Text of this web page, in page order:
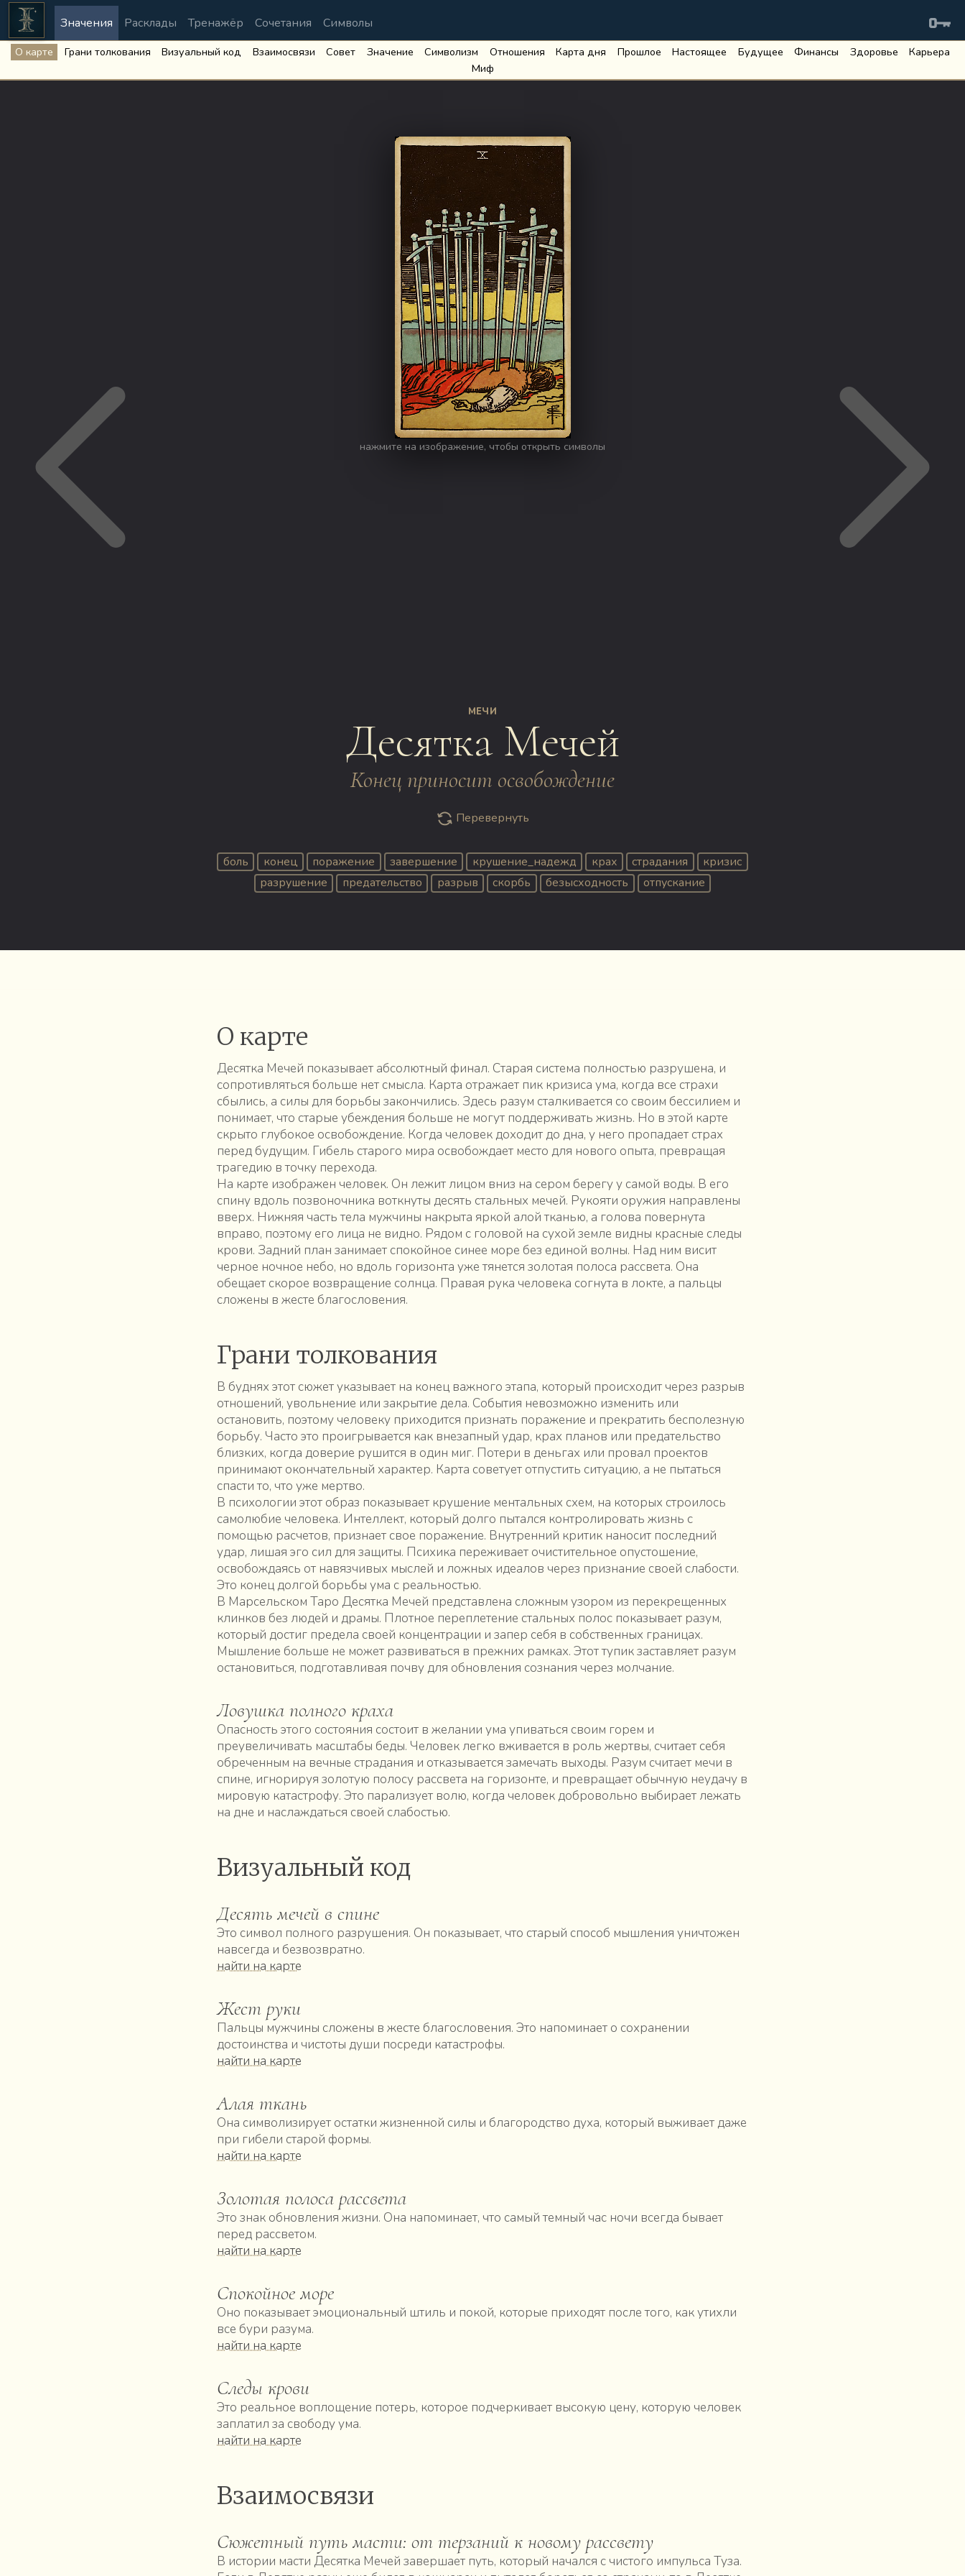
Значения Расклады Тренажёр Сочетания Символы
О карте Грани толкования Визуальный код Взаимосвязи Совет Значение Символизм Отношения Карта дня Прошлое Настоящее Будущее Финансы Здоровье
Карьера
Миф
нажмите на изображение, чтобы открыть символы
МЕЧИ
Десятка Мечей
Конец приносит освобождение
Перевернуть
боль конец поражение завершение крушение_надежд крах страдания
кризис
разрушение
предательство разрыв скорбь безысходность отпускание
О карте
Десятка Мечей показывает абсолютный финал. Старая система полностью разрушена, и
сопротивляться больше нет смысла. Карта отражает пик кризиса ума, когда все страхи
сбылись, а силы для борьбы закончились. Здесь разум сталкивается со своим бессилием и
понимает, что старые убеждения больше не могут поддерживать жизнь. Но в этой карте
скрыто глубокое освобождение. Когда человек доходит до дна, у него пропадает страх
перед будущим. Гибель старого мира освобождает место для нового опыта, превращая
трагедию в точку перехода.
На карте изображен человек. Он лежит лицом вниз на сером берегу у самой воды. В его
спину вдоль позвоночника воткнуты десять стальных мечей. Рукояти оружия направлены
вверх. Нижняя часть тела мужчины накрыта яркой алой тканью, а голова повернута
вправо, поэтому его лица не видно. Рядом с головой на сухой земле видны красные следы
крови. Задний план занимает спокойное синее море без единой волны. Над ним висит
черное ночное небо, но вдоль горизонта уже тянется золотая полоса рассвета. Она
обещает скорое возвращение солнца. Правая рука человека согнута в локте, а пальцы
сложены в жесте благословения.
Грани толкования
В буднях этот сюжет указывает на конец важного этапа, который происходит через разрыв
отношений, увольнение или закрытие дела. События невозможно изменить или
остановить, поэтому человеку приходится признать поражение и прекратить бесполезную
борьбу. Часто это проигрывается как внезапный удар, крах планов или предательство
близких, когда доверие рушится в один миг. Потери в деньгах или провал проектов
принимают окончательный характер. Карта советует отпустить ситуацию, а не пытаться
спасти то, что уже мертво.
В психологии этот образ показывает крушение ментальных схем, на которых строилось
самолюбие человека. Интеллект, который долго пытался контролировать жизнь с
помощью расчетов, признает свое поражение. Внутренний критик наносит последний
удар, лишая эго сил для защиты. Психика переживает очистительное опустошение,
освобождаясь от навязчивых мыслей и ложных идеалов через признание своей слабости.
Это конец долгой борьбы ума с реальностью.
В Марсельском Таро Десятка Мечей представлена сложным узором из перекрещенных
клинков без людей и драмы. Плотное переплетение стальных полос показывает разум,
который достиг предела своей концентрации и запер себя в собственных границах.
Мышление больше не может развиваться в прежних рамках. Этот тупик заставляет разум
остановиться, подготавливая почву для обновления сознания через молчание.
Ловушка полного краха
Опасность этого состояния состоит в желании ума упиваться своим горем и
преувеличивать масштабы беды. Человек легко вживается в роль жертвы, считает себя
обреченным на вечные страдания и отказывается замечать выходы. Разум считает мечи в
спине, игнорируя золотую полосу рассвета на горизонте, и превращает обычную неудачу в
мировую катастрофу. Это парализует волю, когда человек добровольно выбирает лежать
на дне и наслаждаться своей слабостью.
Визуальный код
Десять мечей в спине
Это символ полного разрушения. Он показывает, что старый способ мышления уничтожен
навсегда и безвозвратно.
найти на карте
Жест руки
Пальцы мужчины сложены в жесте благословения. Это напоминает о сохранении
достоинства и чистоты души посреди катастрофы.
найти на карте
Алая ткань
Она символизирует остатки жизненной силы и благородство духа, который выживает даже
при гибели старой формы.
найти на карте
Золотая полоса рассвета
Это знак обновления жизни. Она напоминает, что самый темный час ночи всегда бывает
перед рассветом.
найти на карте
Спокойное море
Оно показывает эмоциональный штиль и покой, которые приходят после того, как утихли
все бури разума.
найти на карте
Следы крови
Это реальное воплощение потерь, которое подчеркивает высокую цену, которую человек
заплатил за свободу ума.
найти на карте
Взаимосвязи
Сюжетный путь масти: от терзаний к новому рассвету
В истории масти Десятка Мечей завершает путь, который начался с чистого импульса Туза.